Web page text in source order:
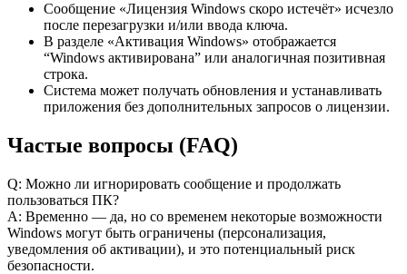
Сообщение «Лицензия Windows скоро истечёт» исчезло
после перезагрузки и/или ввода ключа.
В разделе «Активация Windows» отображается
“Windows активирована” или аналогичная позитивная
строка.
Система может получать обновления и устанавливать
приложения без дополнительных запросов о лицензии.
Частые вопросы (FAQ)
Q: Можно ли игнорировать сообщение и продолжать
пользоваться ПК?
A: Временно — да, но со временем некоторые возможности
Windows могут быть ограничены (персонализация,
уведомления об активации), и это потенциальный риск
безопасности.